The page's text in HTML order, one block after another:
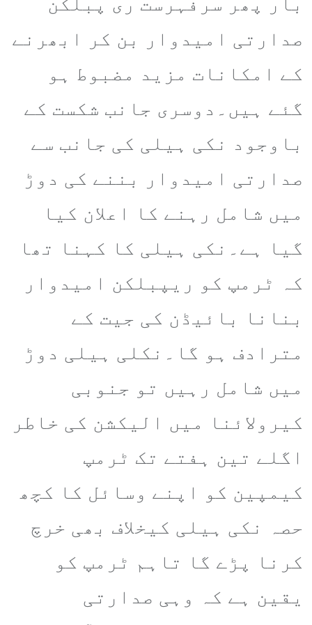
صدارتی امیدوار بن کر ابھرنے
کے امکانات مزید مضبوط ہو
گئے ہیں۔دوسری جانب شکست کے
باوجود نکی ہیلی کی جانب سے
صدارتی امیدوار بننے کی دوڑ
میں شامل رہنے کا اعلان کیا
گیا ہے۔نکی ہیلی کا کہنا تھا
کہ ٹرمپ کو ریپبلکن امیدوار
بنانا بائیڈن کی جیت کے
مترادف ہو گا۔نکلی ہیلی دوڑ
میں شامل رہیں تو جنوبی
کیرولائنا میں الیکشن کی خاطر
اگلے تین ہفتے تک ٹرمپ
کیمپین کو اپنے وسائل کا کچھ
حصہ نکی ہیلی کیخلاف بھی خرچ
کرنا پڑے گا تاہم ٹرمپ کو
یقین ہے کہ وہی صدارتی